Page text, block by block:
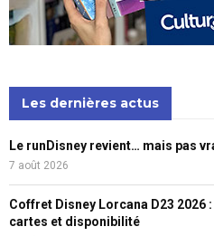
Les dernières actus
Le runDisney revient… mais pas
7 août 2026
Coffret Disney Lorcana D23
cartes et disponibilité